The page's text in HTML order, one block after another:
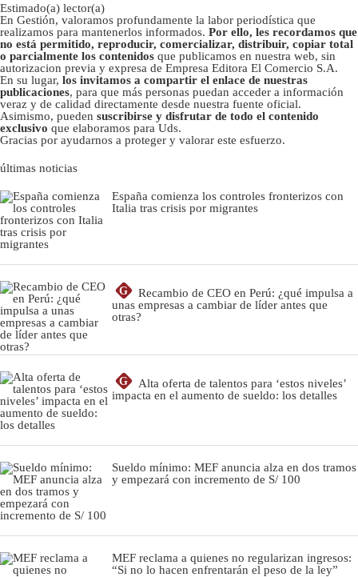
Estimado(a) lector(a)
En Gestión, valoramos profundamente la labor periodística que
realizamos para mantenerlos informados. Por ello, les recordamos que
no está permitido, reproducir, comercializar, distribuir, copiar total
o parcialmente los contenidos que publicamos en nuestra web, sin
autorizacion previa y expresa de Empresa Editora El Comercio S.A.
En su lugar, los invitamos a compartir el enlace de nuestras
publicaciones, para que más personas puedan acceder a información
veraz y de calidad directamente desde nuestra fuente oficial.
Asimismo, pueden suscribirse y disfrutar de todo el contenido
exclusivo que elaboramos para Uds.
Gracias por ayudarnos a proteger y valorar este esfuerzo.
últimas noticias
España comienza los controles fronterizos con
Italia tras crisis por migrantes
G
Recambio de CEO en Perú: ¿qué impulsa a
unas empresas a cambiar de líder antes que
otras?
G
Alta oferta de talentos para ‘estos niveles’
impacta en el aumento de sueldo: los detalles
Sueldo mínimo: MEF anuncia alza en dos tramos
y empezará con incremento de S/ 100
MEF reclama a quienes no regularizan ingresos:
“Si no lo hacen enfrentarán el peso de la ley”